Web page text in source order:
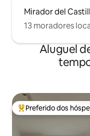
Mirador del
13 moradores
Aluguel
Entre os melhores
Preferido dos